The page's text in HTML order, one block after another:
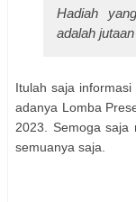
Hadiah
adalah
Itulah saja
adanya Lomba
2023. Semoga saja
semuanya saja.